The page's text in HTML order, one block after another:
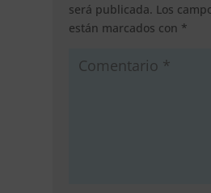
será publicada. Los
están marcados con *